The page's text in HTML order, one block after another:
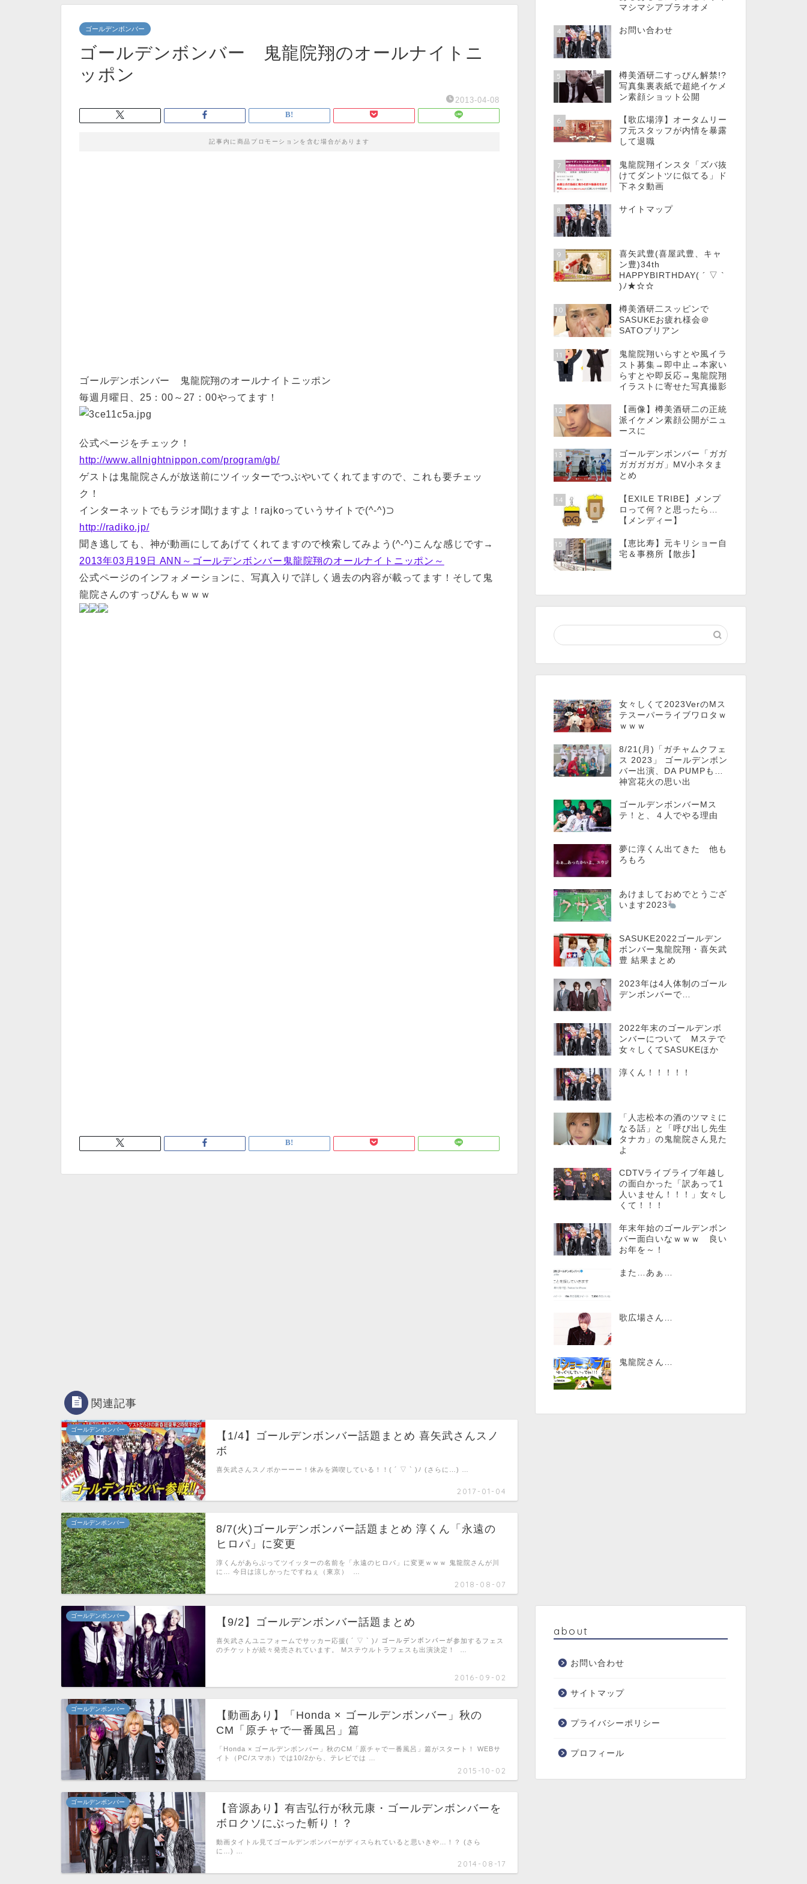
ゴールデンボンバー
ゴールデンボンバー 鬼龍院翔のオールナイトニ
ッポン
2013-04-08
記事内に商品プロモーションを含む場合があります
ゴールデンボンバー 鬼龍院翔のオールナイトニッポン
毎週月曜日、25：00～27：00やってます！
公式ページをチェック！
http://www.allnightnippon.com/program/gb/
ゲストは鬼龍院さんが放送前にツイッターでつぶやいてくれてますので、これも要チェッ
ク！
インターネットでもラジオ聞けますよ！rajkoっていうサイトで(^-^)⊃
http://radiko.jp/
聞き逃しても、神が動画にしてあげてくれてますので検索してみよう(^-^)こんな感じです→
2013年03月19日 ANN～ゴールデンボンバー鬼龍院翔のオールナイトニッポン～
公式ページのインフォメーションに、写真入りで詳しく過去の内容が載ってます！そして鬼
龍院さんのすっぴんもｗｗｗ
関連記事
ゴールデンボンバー
【1/4】ゴールデンボンバー話題まとめ 喜矢武さんスノ
ボ
2017-01-04
喜矢武さんスノボかーーー！休みを満喫している！！( ´ ▽ ` )ﾉ (さらに…) …
ゴールデンボンバー
8/7(火)ゴールデンボンバー話題まとめ 淳くん「永遠の
ヒロパ」に変更
2018-08-07
淳くんがあらぶってツイッターの名前を「永遠のヒロパ」に変更ｗｗｗ 鬼龍院さんが川
に… 今日は涼しかったですねぇ（東京） …
ゴールデンボンバー
【9/2】ゴールデンボンバー話題まとめ
2016-09-02
喜矢武さんユニフォームでサッカー応援( ´ ▽ ` )ﾉ ゴールデンボンバーが参加するフェス
のチケットが続々発売されています。 Mステウルトラフェスも出演決定！ …
ゴールデンボンバー
【動画あり】「Honda × ゴールデンボンバー」秋の
CM「原チャで一番風呂」篇
2015-10-02
「Honda × ゴールデンボンバー」秋のCM「原チャで一番風呂」篇がスタート！ WEBサ
イト（PC/スマホ）では10/2から、テレビでは …
ゴールデンボンバー
【音源あり】有吉弘行が秋元康・ゴールデンボンバーを
ボロクソにぶった斬り！？
2014-08-17
動画タイトル見てゴールデンボンバーがディスられていると思いきや…！？ (さら
に…) …
マシマシアブラオオメ
4 お問い合わせ
5
樽美酒研二すっぴん解禁!?
写真集裏表紙で超絶イケメ
ン素顔ショット公開
6
【歌広場淳】オータムリー
フ元スタッフが内情を暴露
して退職
7
鬼龍院翔インスタ「ズバ抜
けてダントツに似てる」ド
下ネタ動画
8 サイトマップ
9
喜矢武豊(喜屋武豊、キャ
ン豊)34th
HAPPYBIRTHDAY( ´ ▽ `
)ﾉ★☆☆
10
樽美酒研二スッピンで
SASUKEお疲れ様会＠
SATOブリアン
11
鬼龍院翔いらすとや風イラ
スト募集→即中止→本家い
らすとや即反応→鬼龍院翔
イラストに寄せた写真撮影
12
【画像】樽美酒研二の正統
派イケメン素顔公開がニュ
ースに
13
ゴールデンボンバー「ガガ
ガガガガガ」MV小ネタま
とめ
14
【EXILE TRIBE】メンプ
ロって何？と思ったら…
【メンディー】
15
【恵比寿】元キリショー自
宅＆事務所【散歩】
女々しくて2023VerのMス
テスーパーライブワロタｗ
ｗｗｗ
8/21(月)「ガチャムクフェ
ス 2023」 ゴールデンボン
バー出演、DA PUMPも…
神宮花火の思い出
ゴールデンボンバーMス
テ！と、４人でやる理由
夢に淳くん出てきた 他も
ろもろ
あけましておめでとうござ
います2023
SASUKE2022ゴールデン
ボンバー鬼龍院翔・喜矢武
豊 結果まとめ
2023年は4人体制のゴール
デンボンバーで…
2022年末のゴールデンボ
ンバーについて Mステで
女々しくてSASUKEほか
淳くん！！！！！
「人志松本の酒のツマミに
なる話」と「呼び出し先生
タナカ」の鬼龍院さん見た
よ
CDTVライブライブ年越し
の面白かった「訳あって1
人いません！！！」女々し
くて！！！
年末年始のゴールデンボン
バー面白いなｗｗｗ 良い
お年を～！
また…あぁ…
歌広場さん…
鬼龍院さん…
about
お問い合わせ
サイトマップ
プライバシーポリシー
プロフィール